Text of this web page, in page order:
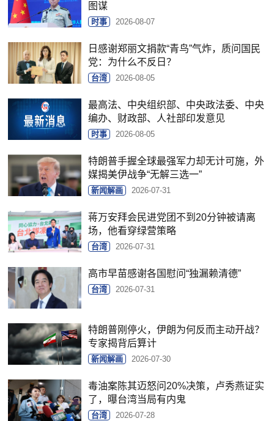
图谋
时事 2026-08-07
日感谢郑丽文捐款“青鸟”气炸，质问国民
党：为什么不反日？
台湾 2026-08-05
最高法、中央组织部、中央政法委、中央
编办、财政部、人社部印发意见
时事 2026-08-05
特朗普手握全球最强军力却无计可施，外
媒揭美伊战争“无解三选一”
新闻解画 2026-07-31
蒋万安拜会民进党团不到20分钟被请离
场，他看穿绿营策略
台湾 2026-07-31
高市早苗感谢各国慰问“独漏赖清德”
台湾 2026-07-31
特朗普刚停火，伊朗为何反而主动开战？
专家揭背后算计
新闻解画 2026-07-30
毒油案陈其迈怒问20%决策，卢秀燕证实
了，曝台湾当局有内鬼
台湾 2026-07-28